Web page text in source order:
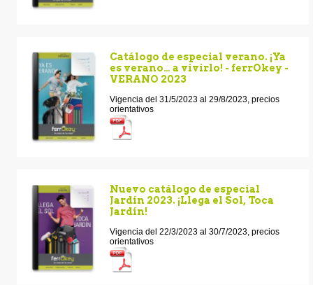
Catálogo de especial verano. ¡Ya
es verano… a vivirlo! - ferrOkey -
VERANO 2023
Vigencia del 31/5/2023 al 29/8/2023, precios
orientativos
Nuevo catálogo de especial
Jardín 2023. ¡Llega el Sol, Toca
Jardín!
Vigencia del 22/3/2023 al 30/7/2023, precios
orientativos